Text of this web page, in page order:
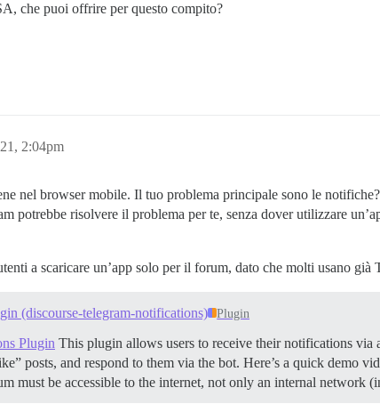
che puoi offrire per questo compito?
2:04pm
nel browser mobile. Il tuo problema principale sono le notifiche?
potrebbe risolvere il problema per te, senza dover utilizzare
a scaricare un’app solo per il forum, dato che molti usano già
(discourse-telegram-notifications) Plugin
Plugin This plugin allows users to receive their notifications
posts, and respond to them via the bot. Here’s a quick demo
must be accessible to the internet, not only an internal network